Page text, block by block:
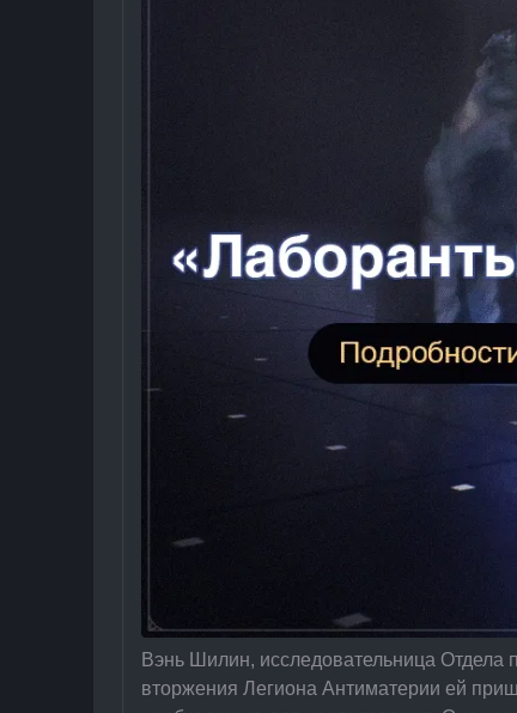
Вэнь Шилин, исследовательница Отдела
вторжения Легиона Антиматерии ей